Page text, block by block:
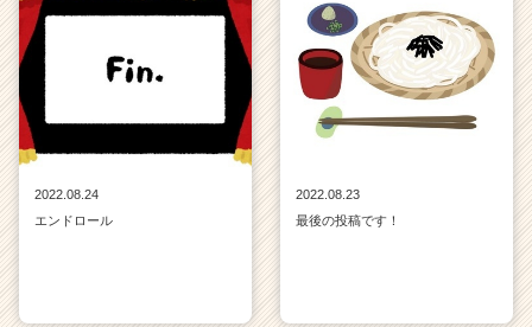
2022.08.24
エンドロール
2022.08.23
最後の投稿です！